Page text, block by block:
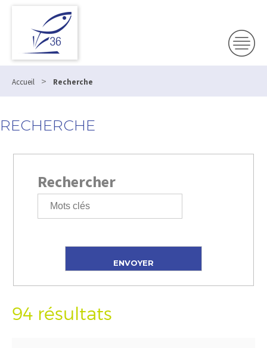
Accueil > Recherche
RECHERCHE
Rechercher
94 résultats